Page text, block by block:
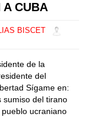
A CUBA
BISCET
de la
del
Sígame en:
sumiso del tirano
ucraniano